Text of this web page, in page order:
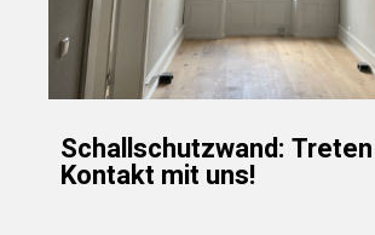
Schallschutzwand:
Kontakt mit uns!